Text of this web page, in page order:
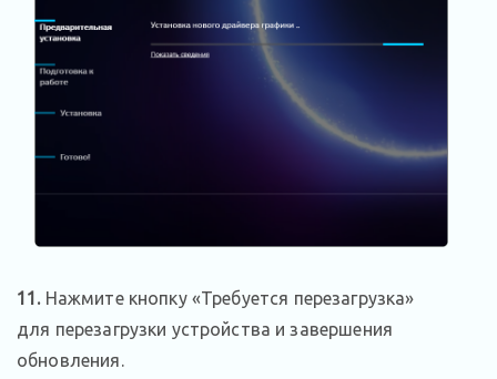
11. Нажмите кнопку «Требуется перезагрузка»
для перезагрузки устройства и завершения
обновления.